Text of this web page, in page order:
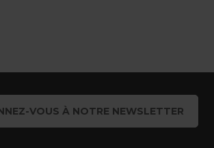
VOUS À NOTRE NEWSLETTER